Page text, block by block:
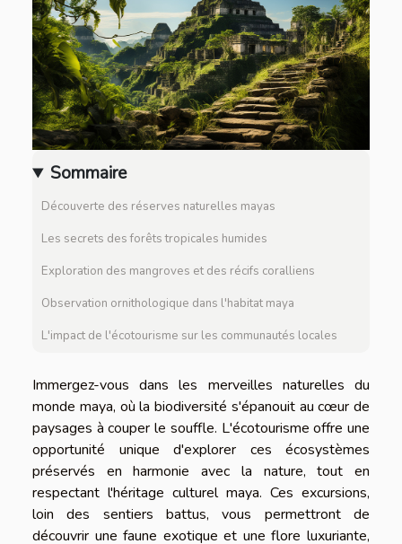
Sommaire
Découverte des réserves naturelles mayas
Les secrets des forêts tropicales humides
Exploration des mangroves et des récifs coralliens
Observation ornithologique dans l'habitat maya
L'impact de l'écotourisme sur les communautés locales
Immergez-vous dans les merveilles naturelles du
monde maya, où la biodiversité s'épanouit au cœur de
paysages à couper le souffle. L'écotourisme offre une
opportunité unique d'explorer ces écosystèmes
préservés en harmonie avec la nature, tout en
respectant l'héritage culturel maya. Ces excursions,
loin des sentiers battus, vous permettront de
découvrir une faune exotique et une flore luxuriante,